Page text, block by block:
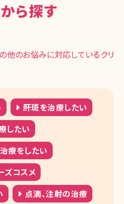
ら探す
の他のお悩みに対応しているクリ
肝斑を治療したい
したい
療をしたい
ズコスメ
点滴、注射の治療